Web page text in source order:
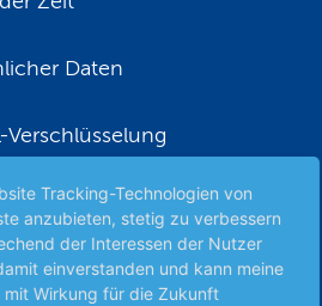
Daten
Verschlüsselung
Tracking-Technologien von
anzubieten, stetig zu verbessern
der Interessen der Nutzer
einverstanden und kann meine
mit Wirkung für die Zukunft